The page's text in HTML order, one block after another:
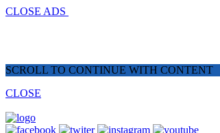
CLOSE ADS
SCROLL TO CONTINUE WITH CONTENT
CLOSE